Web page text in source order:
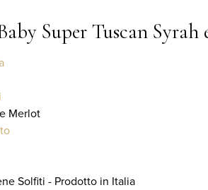
Super Tuscan
Merlot
Solfiti - Prodotto in Italia